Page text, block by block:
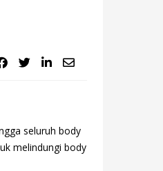
seluruh body
melindungi body